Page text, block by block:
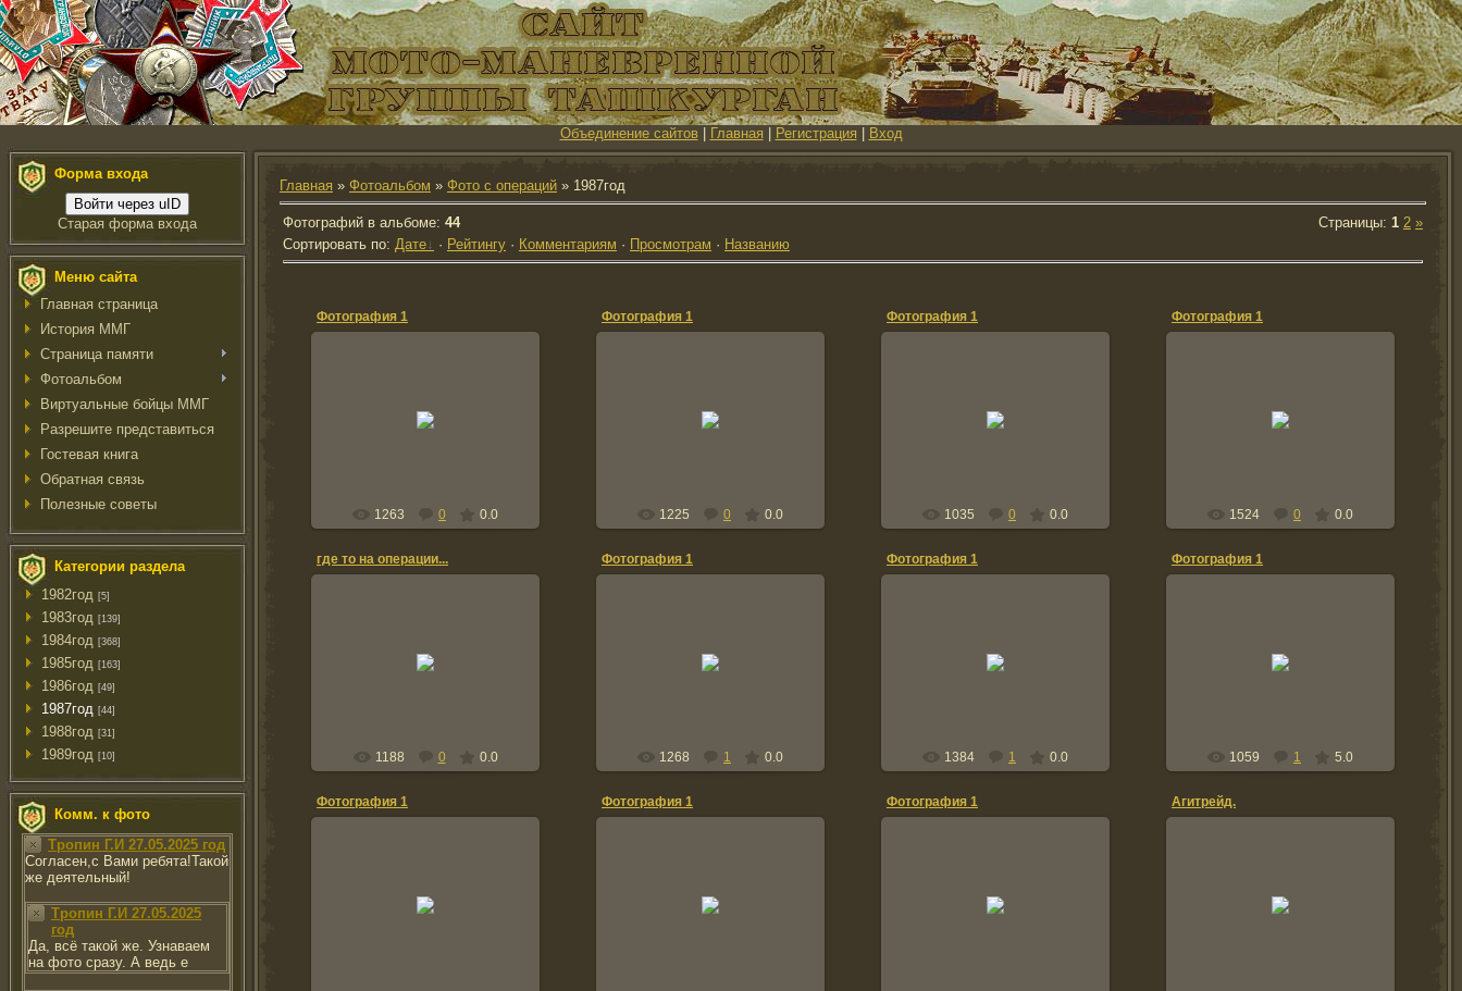
Объединение сайтов| Главная Регистрация Вход
Форма входа
Войти через uID
Старая форма входа
Меню сайта
Главная страница
История ММГ
Страница памяти
Фотоальбом
Виртуальные бойцы ММГ
Разрешите представиться
Гостевая книга
Обратная связь
Полезные советы
Категории раздела
1982год [5]
1983год [139]
1984год [368]
1985год [163]
1986год [49]
1987год [44]
1988год [31]
1989год [10]
Комм. к фото
Тропин Г.И 27.05.2025 год
Согласен,с Вами ребята!Такой
же деятельный!
Тропин Г.И 27.05.2025
год
Да, всё такой же. Узнаваем
на фото сразу. А ведь е
Главная » Фотоальбом » Фото с операций » 1987год
Фотографий в альбоме: 44 Страницы: 1 2 »
Сортировать по: Дате · Рейтингу · Комментариям · Просмотрам · Названию
Фотография 1
Балх. Владимир Параскева (Grek)
и я (ffo336)
1263 0 0.0
Фотография 1
Незнаю чья машина .Почти сразу
за перевалом на Кулухтыпу,
1225 0 0.0
Фотография 1
Перевал прошли курс на ММГ.
1035 0 0.0
Фотография 1
Я на чижике.
1524 0 0.0
где то на операции...
1188 0 0.0
Фотография 1
1268 1 0.0
Фотография 1
1384 1 0.0
Фотография 1
1059 1 5.0
Фотография 1 Фотография 1 Фотография 1 Агитрейд.